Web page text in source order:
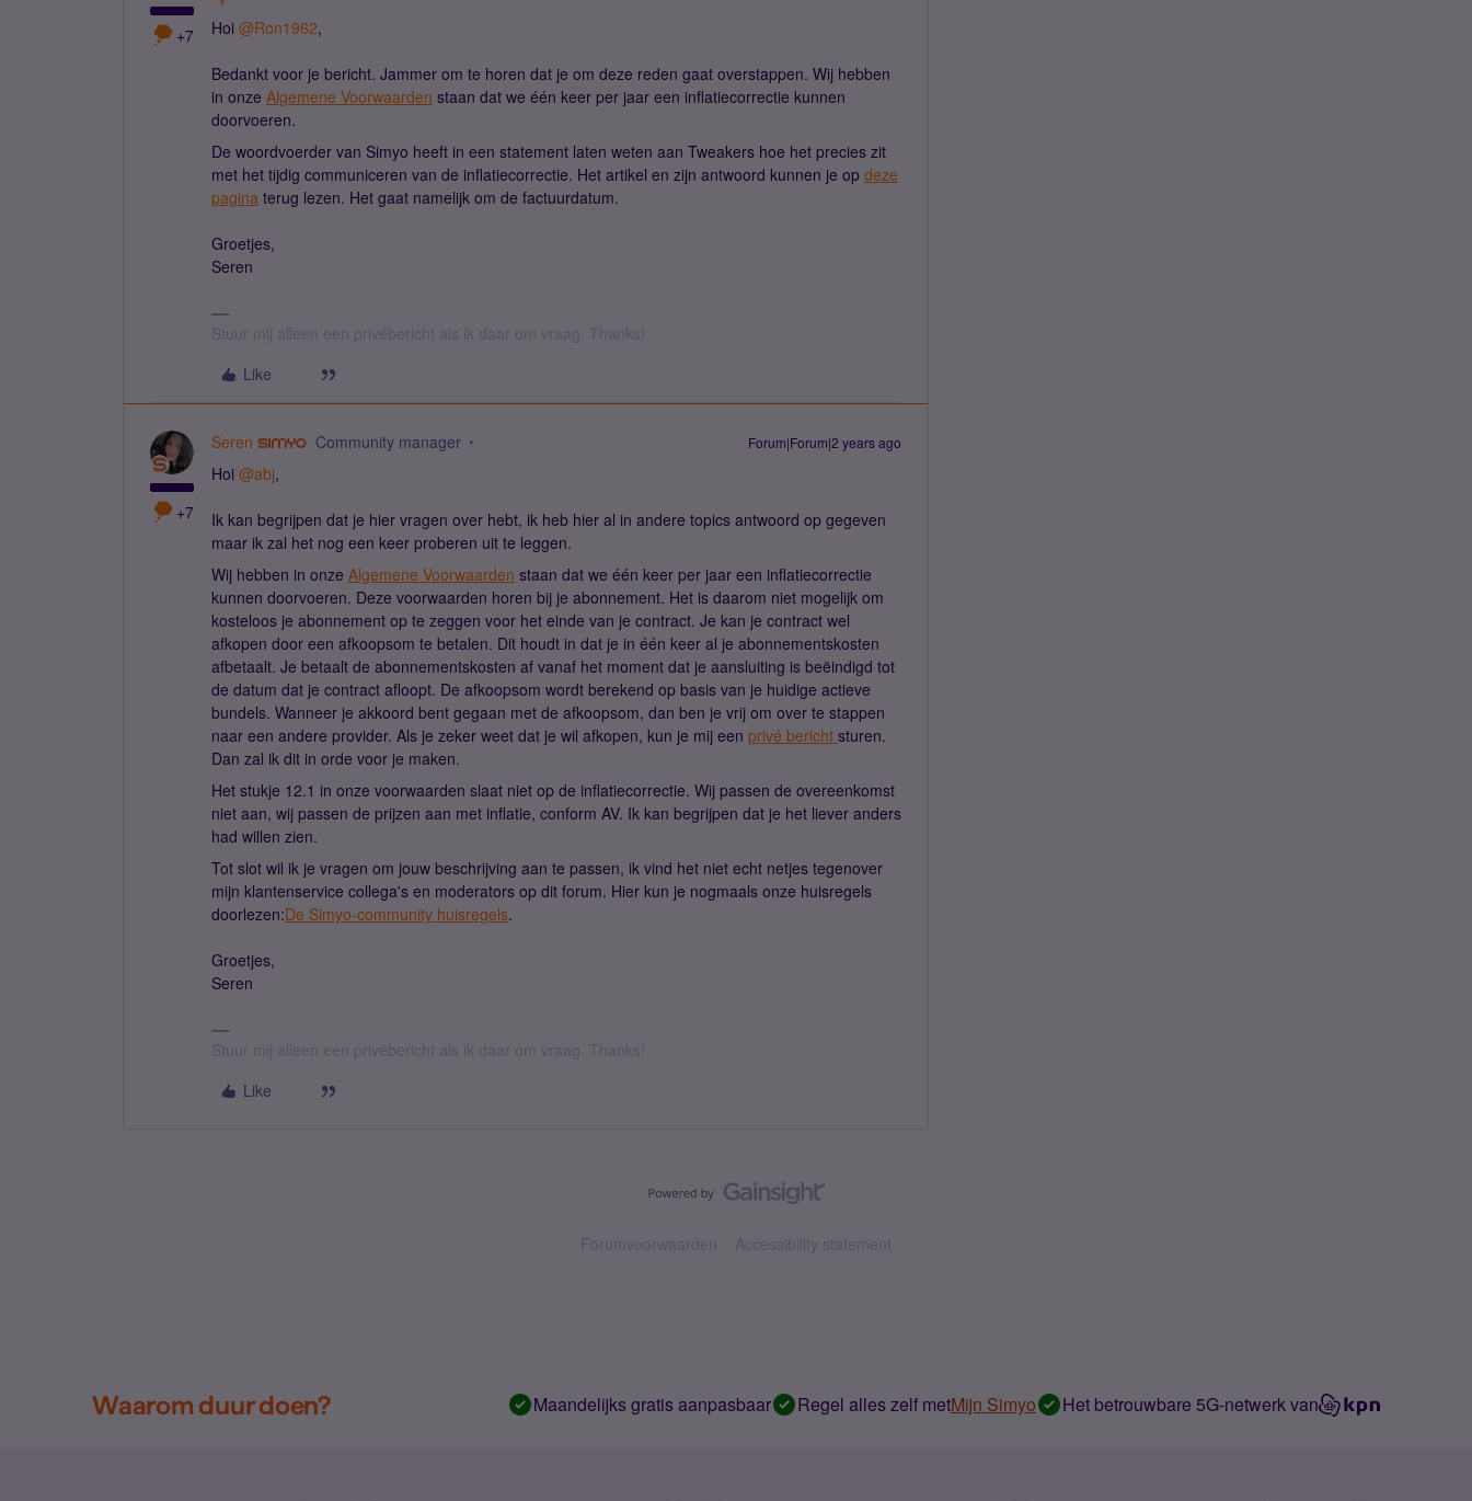
+7 Hoi @Ron1962,
Bedankt voor je bericht. Jammer om te horen dat je om deze reden gaat overstappen. Wij hebben
in onze Algemene Voorwaarden staan dat we één keer per jaar een inflatiecorrectie kunnen
doorvoeren.
De woordvoerder van Simyo heeft in een statement laten weten aan Tweakers hoe het precies zit
met het tijdig communiceren van de inflatiecorrectie. Het artikel en zijn antwoord kunnen je op deze
pagina terug lezen. Het gaat namelijk om de factuurdatum.
Groetjes,
Seren
Stuur mij alleen een privébericht als ik daar om vraag. Thanks!
Like
+7
Seren Community manager Forum|Forum|2 years ago
Hoi @abj,
Ik kan begrijpen dat je hier vragen over hebt, ik heb hier al in andere topics antwoord op gegeven
maar ik zal het nog een keer proberen uit te leggen.
Wij hebben in onze Algemene Voorwaarden staan dat we één keer per jaar een inflatiecorrectie
kunnen doorvoeren. Deze voorwaarden horen bij je abonnement. Het is daarom niet mogelijk om
kosteloos je abonnement op te zeggen voor het einde van je contract. Je kan je contract wel
afkopen door een afkoopsom te betalen. Dit houdt in dat je in één keer al je abonnementskosten
afbetaalt. Je betaalt de abonnementskosten af vanaf het moment dat je aansluiting is beëindigd tot
de datum dat je contract afloopt. De afkoopsom wordt berekend op basis van je huidige actieve
bundels. Wanneer je akkoord bent gegaan met de afkoopsom, dan ben je vrij om over te stappen
naar een andere provider. Als je zeker weet dat je wil afkopen, kun je mij een privé bericht sturen.
Dan zal ik dit in orde voor je maken.
Het stukje 12.1 in onze voorwaarden slaat niet op de inflatiecorrectie. Wij passen de overeenkomst
niet aan, wij passen de prijzen aan met inflatie, conform AV. Ik kan begrijpen dat je het liever anders
had willen zien.
Tot slot wil ik je vragen om jouw beschrijving aan te passen, ik vind het niet echt netjes tegenover
mijn klantenservice collega's en moderators op dit forum. Hier kun je nogmaals onze huisregels
doorlezen:De Simyo-community huisregels.
Groetjes,
Seren
Stuur mij alleen een privébericht als ik daar om vraag. Thanks!
Like
Forumvoorwaarden Accessibility statement
Waarom duur doen? Maandelijks gratis aanpasbaar Regel alles zelf metMijn Simyo Het betrouwbare 5G-netwerk van